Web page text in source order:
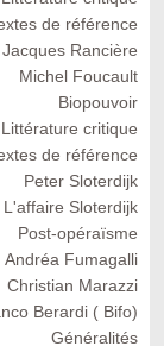
de référence
Jacques Rancière
Michel Foucault
Biopouvoir
Littérature critique
de référence
Peter Sloterdijk
L'affaire Sloterdijk
Post-opéraïsme
Andréa Fumagalli
Christian Marazzi
Berardi ( Bifo)
Généralités